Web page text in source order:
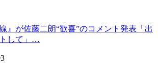
』が佐藤二朗“歓喜”のコメント発表「出
して」…